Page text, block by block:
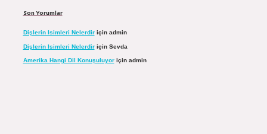
Son Yorumlar
Dişlerin Isimleri Nelerdiriçin admin
Dişlerin Isimleri Nelerdiriçin Sevda
Amerika Hangi Dil Konuşuluyoriçin admin